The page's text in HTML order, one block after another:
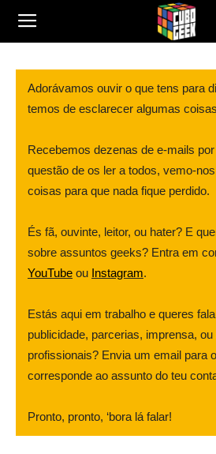
Adorávamos ouvir o que tens para
temos de esclarecer algumas
Recebemos dezenas de e-mails
questão de os ler a todos, vemo-
coisas para que nada fique perdido.
És fã, ouvinte, leitor, ou hater? E
sobre assuntos geeks? Entra em
YouTube ou Instagram.
Estás aqui em trabalho e queres
publicidade, parcerias, imprensa,
profissionais? Envia um email para
corresponde ao assunto do teu
Pronto, pronto, ‘bora lá falar!